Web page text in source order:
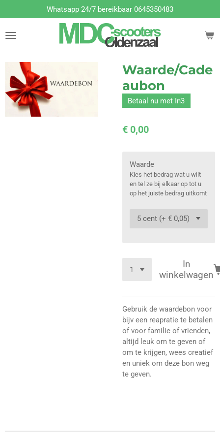
direct
naar
Whatsapp 24/7 bereikbaar 0645350483
Waarde/Cade
aubon
Betaal nu met In3
€ 0,00
Waarde
Kies het bedrag wat u wilt
en tel ze bij elkaar op tot u
op het juiste bedrag uitkomt
In
winkelwagen
Gebruik de waardebon voor
bijv een reapratie te betalen
of voor familie of vrienden,
altijd leuk om te geven of
om te krijgen, wees creatief
en uniek om deze bon weg
te geven.